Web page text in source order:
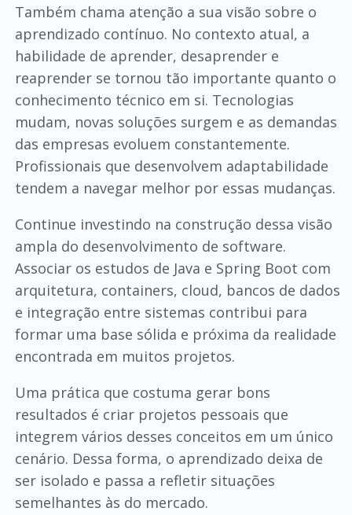
Também chama atenção a sua visão sobre o
aprendizado contínuo. No contexto atual, a
habilidade de aprender, desaprender e
reaprender se tornou tão importante quanto o
conhecimento técnico em si. Tecnologias
mudam, novas soluções surgem e as demandas
das empresas evoluem constantemente.
Profissionais que desenvolvem adaptabilidade
tendem a navegar melhor por essas mudanças.
Continue investindo na construção dessa visão
ampla do desenvolvimento de software.
Associar os estudos de Java e Spring Boot com
arquitetura, containers, cloud, bancos de dados
e integração entre sistemas contribui para
formar uma base sólida e próxima da realidade
encontrada em muitos projetos.
Uma prática que costuma gerar bons
resultados é criar projetos pessoais que
integrem vários desses conceitos em um único
cenário. Dessa forma, o aprendizado deixa de
ser isolado e passa a refletir situações
semelhantes às do mercado.